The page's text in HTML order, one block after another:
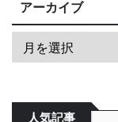
アーカイブ
人気記事